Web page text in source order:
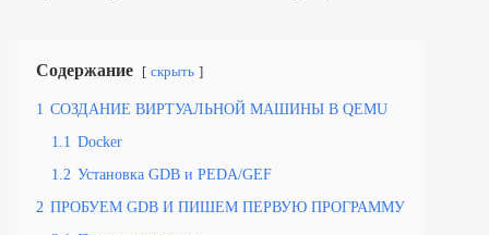
Содержание скрыть
1 СОЗДАНИЕ ВИРТУАЛЬНОЙ МАШИНЫ В QEMU
1.1 Docker
1.2 Установка GDB и PEDA/GEF
2 ПРОБУЕМ GDB И ПИШЕМ ПЕРВУЮ ПРОГРАММУ